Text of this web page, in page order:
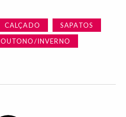
CALÇADO
SAPATOS
OUTONO/INVERNO